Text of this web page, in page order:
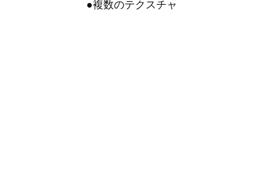
●複数のテクスチャ